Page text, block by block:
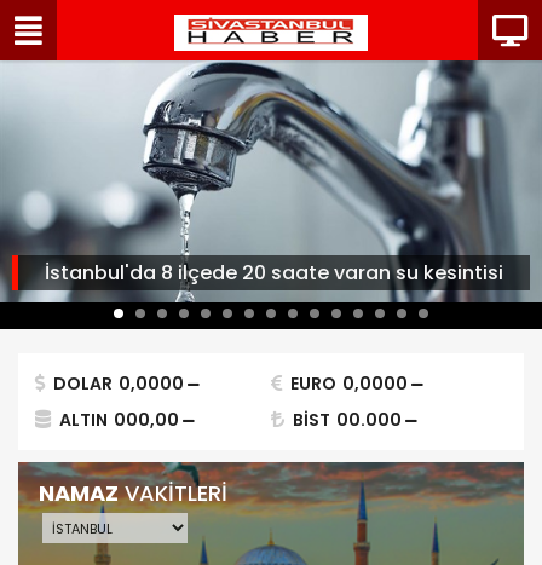
İstanbul'da 8 ilçede 20 saate varan su kesintisi
DOLAR 0,0000 EURO 0,0000
ALTIN 000,00 BİST 00.000
NAMAZVAKİTLERİ